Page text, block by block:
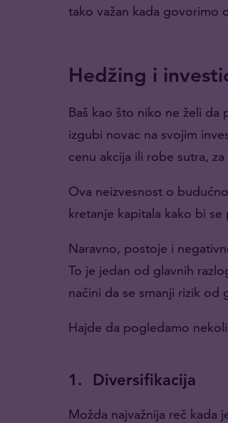
tako važan kada govorimo
Hedžing i
Baš kao što niko ne želi da
izgubi novac na svojim
cenu akcija ili robe sutra,
Ova neizvesnost o
kretanje kapitala kako bi
Naravno, postoje i
To je jedan od glavnih
načini da se smanji rizik od
Hajde da pogledamo
1. Diversifikacija
Možda najvažnija reč kada